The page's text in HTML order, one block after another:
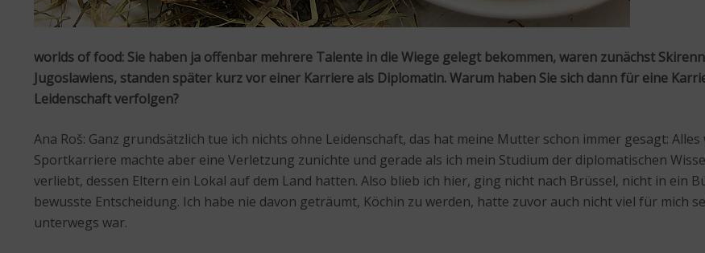
worlds of food: Sie haben ja offenbar mehrere Talente in die Wiege gelegt bekommen, waren zunächst
Jugoslawiens, standen später kurz vor einer Karriere als Diplomatin. Warum haben Sie sich dann für eine
Leidenschaft verfolgen?
Ana Roš: Ganz grundsätzlich tue ich nichts ohne Leidenschaft, das hat meine Mutter schon immer gesagt:
Sportkarriere machte aber eine Verletzung zunichte und gerade als ich mein Studium der diplomatischen
verliebt, dessen Eltern ein Lokal auf dem Land hatten. Also blieb ich hier, ging nicht nach Brüssel, nicht in ein
bewusste Entscheidung. Ich habe nie davon geträumt, Köchin zu werden, hatte zuvor auch nicht viel für mich
unterwegs war.